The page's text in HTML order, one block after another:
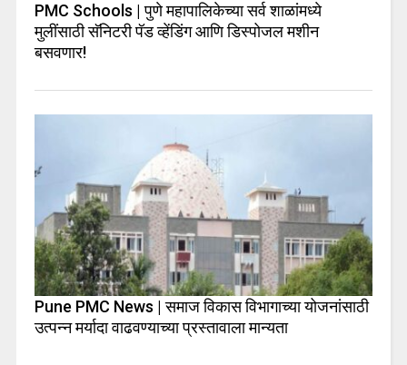
PMC Schools | पुणे महापालिकेच्या सर्व शाळांमध्ये
मुलींसाठी सॅनिटरी पॅड व्हेंडिंग आणि डिस्पोजल मशीन
बसवणार!
Pune PMC News | समाज विकास विभागाच्या योजनांसाठी
उत्पन्न मर्यादा वाढवण्याच्या प्रस्तावाला मान्यता